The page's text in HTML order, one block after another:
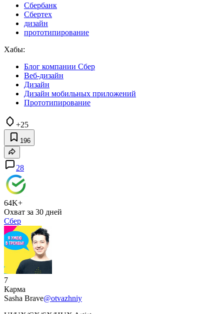
Сбербанк
Сбертех
дизайн
прототипирование
Хабы:
Блог компании Сбер
Веб-дизайн
Дизайн
Дизайн мобильных приложений
Прототипирование
+25
196
28
64K+
Охват за 30 дней
Сбер
7
Карма
Sasha Brave@otvazhniy